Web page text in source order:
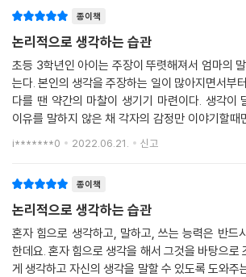
종이책
논리적으로 생각하는 습관
초등 3학년인 아이는 주장이 뚜렷해져서 엄마의
는다. 본인의 생각을 주장하는 일이 많아지면서부
다를 땐 약간의 마찰이 생기기 마련이다. 생각이
이유를 말하지 않은 채 각자의 감정만 이야기할때면
떤 상황에서건 본인의 주장을 설득할 수 있는 논
i*******0 2022.06.21. 신고
종이책
논리적으로 생각하는 습관
혼자 힘으로 생각하고, 말하고, 쓰는 능력은 반드
한데요. 혼자 힘으로 생각을 해서 그것을 바탕으로
게 생각하고 자신의 생각을 말할 수 있도록 도와주